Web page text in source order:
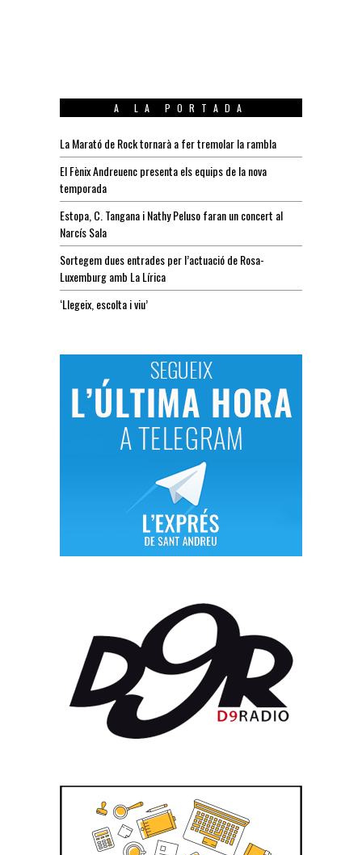
A LA PORTADA
La Marató de Rock tornarà a fer tremolar la rambla
El Fènix Andreuenc presenta els equips de la nova
temporada
Estopa, C. Tangana i Nathy Peluso faran un concert al
Narcís Sala
Sortegem dues entrades per l’actuació de Rosa-
Luxemburg amb La Lírica
‘Llegeix, escolta i viu’